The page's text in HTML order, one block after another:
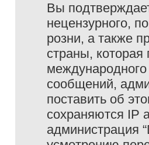
Вы
нецензурного,
розни, а также
страны, которая
сообщений,
поставить об
сохраняются IP
администрация